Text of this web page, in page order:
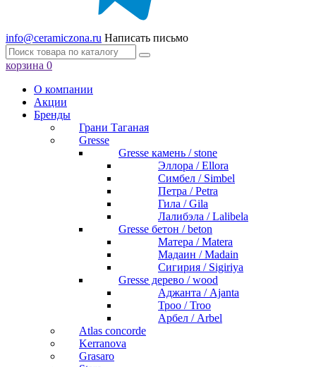
info@ceramiczona.ru Написать письмо
корзина 0
О компании
Акции
Бренды
Грани Таганая
Gresse
Gresse камень / stone
Эллора / Ellora
Симбел / Simbel
Петра / Petra
Гила / Gila
Лалибэла / Lalibela
Gresse бетон / beton
Матера / Matera
Мадаин / Madain
Сигирия / Sigiriya
Gresse дерево / wood
Аджанта / Ajanta
Троо / Troo
Арбел / Arbel
Atlas concorde
Kerranova
Grasaro